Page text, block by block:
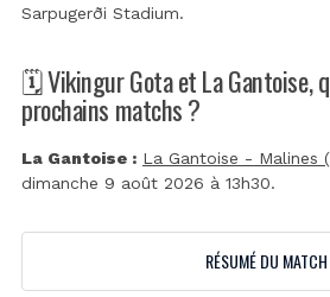
Sarpugerði Stadium.
🗓️ Vikingur Gota et La Gantoise,
prochains matchs ?
La Gantoise : La Gantoise - Malines
dimanche 9 août 2026 à 13h30.
RÉSUMÉ DU MATCH